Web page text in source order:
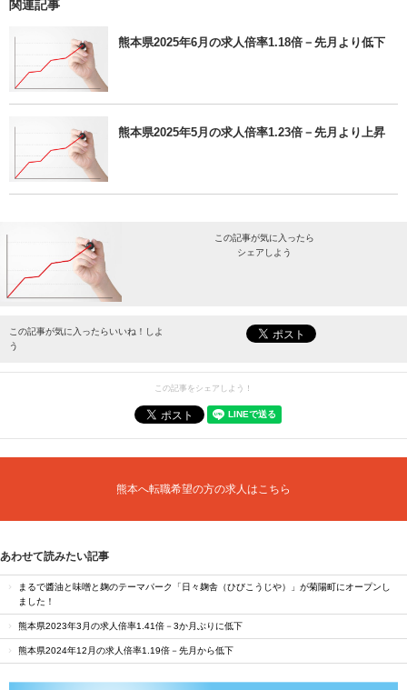
関連記事
熊本県2025年6月の求人倍率1.18倍－先月より低下
熊本県2025年5月の求人倍率1.23倍－先月より上昇
この記事が気に入ったら
シェアしよう
最新情報をお届けします。
この記事が気に入ったらいいね！しよ
う
この記事をシェアしよう！
熊本へ転職希望の方の求人はこちら
あわせて読みたい記事
まるで醬油と味噌と麹のテーマパーク「日々麹舎（ひびこうじや）」が菊陽町にオープンし
ました！
熊本県2023年3月の求人倍率1.41倍－3か月ぶりに低下
熊本県2024年12月の求人倍率1.19倍－先月から低下